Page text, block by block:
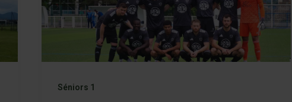
Séniors 1